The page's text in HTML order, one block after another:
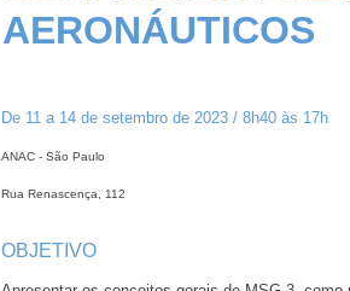
AERONÁUTICOS
De 11 a 14 de setembro de 2023 / 8h40 às 17h
ANAC - São Paulo
Rua Renascença, 112
OBJETIVO